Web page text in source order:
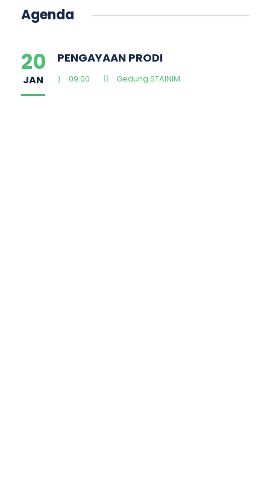
Agenda
20
JAN
PENGAYAAN PRODI
09.00 Gedung STAINIM